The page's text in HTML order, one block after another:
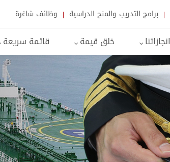
وظائف شاغرة برامج التدريب والمنح الدراسية
انجازاتنا خلق قيمة قائمة سريعة